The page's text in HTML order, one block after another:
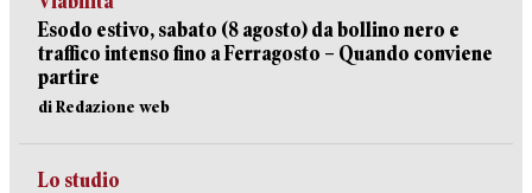
Esodo estivo, sabato (8 agosto) da bollino nero e
traffico intenso fino a Ferragosto – Quando conviene
partire
di Redazione web
Lo studio